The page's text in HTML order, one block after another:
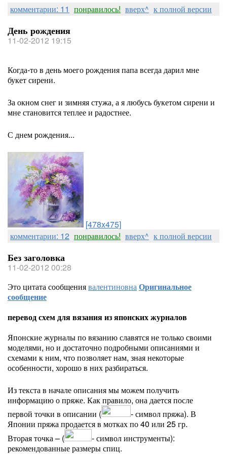
комментарии: 11 понравилось! вверх^ к полной версии
День рождения
11-02-2012 19:15
Когда-то в день моего рождения папа всегда дарил мне
букет сирени.
За окном снег и зимняя стужа, а я любусь букетом сирени и
мне становится теплее и радостнее.
С днем рождения...
[478x475]
комментарии: 12 понравилось! вверх^ к полной версии
Без заголовка
11-02-2012 00:28
Это цитата сообщениявалентиновнаОригинальное
сообщение
перевод схем для вязания из японских журналов
Японские журналы по вязанию славятся не только своими
моделями, но и достаточно подробными описаниями и
схемами к ним, что позволяет нам, зная некоторые
особенности, хорошо в них разбираться.
Из текста в начале описания мы можем получить
информацию о пряже. Как правило, она дается после
первой точки в описании (
- символ пряжа). В
Японии пряжа продается в мотках по 40 или 25 гр.
Вторая точка – (
- символ инструменты):
рекомендованные размеры спиц.